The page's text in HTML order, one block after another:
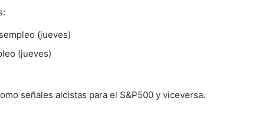
(jueves)
(jueves)
señales alcistas para el S&P500 y viceversa.